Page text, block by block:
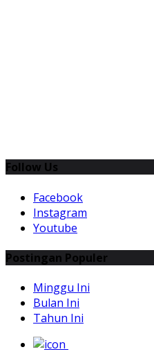
Follow Us
Facebook
Instagram
Youtube
Postingan Populer
Minggu Ini
Bulan Ini
Tahun Ini